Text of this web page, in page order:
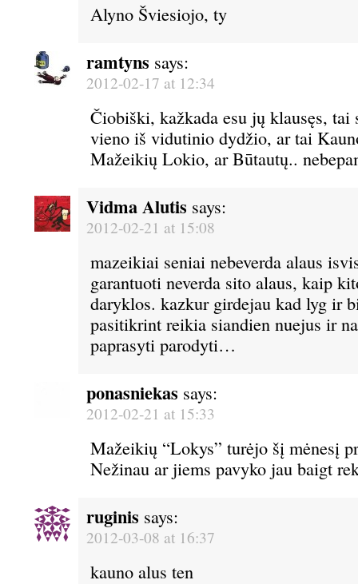
Alyno Šviesiojo, ty
ramtyns says:
2012-02-17 at 12:34
Čiobiški, kažkada esu jų klausęs, tai
vieno iš vidutinio dydžio, ar tai
Mažeikių Lokio, ar Būtautų..
Vidma Alutis says:
2012-02-21 at 15:08
mazeikiai seniai nebeverda alaus
garantuoti neverda sito alaus, kaip
daryklos. kazkur girdejau kad lyg ir
pasitikrint reikia siandien nuejus ir
paprasyti parodyti…
ponasniekas says:
2012-02-21 at 15:33
Mažeikių “Lokys” turėjo šį mėnesį
Nežinau ar jiems pavyko jau baigt
ruginis says:
2012-03-08 at 16:37
kauno alus ten